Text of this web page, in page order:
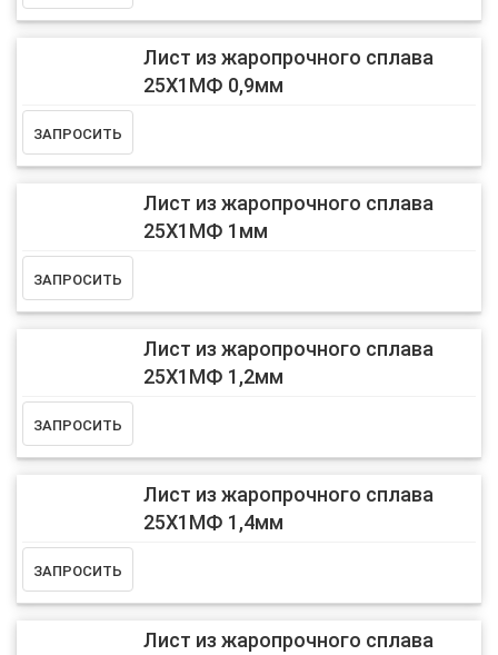
Лист из жаропрочного сплава
25Х1МФ 0,9мм
Лист из жаропрочного сплава
25Х1МФ 1мм
Лист из жаропрочного сплава
25Х1МФ 1,2мм
Лист из жаропрочного сплава
25Х1МФ 1,4мм
Лист из жаропрочного сплава